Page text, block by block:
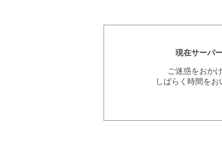
現在サーバ
ご迷惑をおか
しばらく時間を